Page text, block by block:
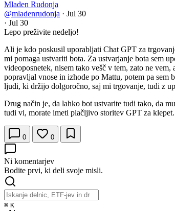
Mladen Rudonja
@mladenrudonja · Jul 30
· Jul 30
Lepo preživite nedeljo!
Ali je kdo poskusil uporabljati Chat GPT za
mi pomaga ustvariti bota. Za ustvarjanje bota sem
videoposnetek, nisem tako vešč v tem, zato ne
popravljal vnose in izhode po Mattu, potem pa sem
ljudi, ki držijo dolgoročno, saj mi trgovanje, tudi z
Drug način je, da lahko bot ustvarite tudi tako, da
tudi vi, morate imeti plačljivo storitev GPT za klepet.
0 0
Ni komentarjev
Bodite prvi, ki deli svoje misli.
⌘ K